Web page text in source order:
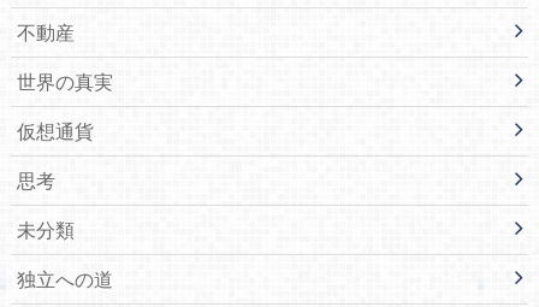
不動産
世界の真実
仮想通貨
思考
未分類
独立への道